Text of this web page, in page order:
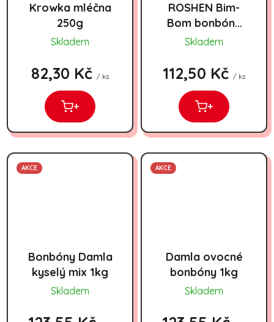
Krowka mléčna
250g
Skladem
82,30 Kč / ks
+
ROSHEN Bim-
Bom bonbóny
1kg
Skladem
112,50 Kč / ks
+
AKCE
Bonbóny Damla
kyselý mix 1kg
Skladem
AKCE
Damla ovocné
bonbóny 1kg
Skladem